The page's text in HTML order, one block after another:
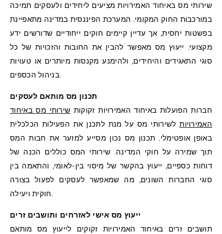
שירותי מס באיחוד האמירויות מציעים ליחידים ולעסקים תמיכה
במורכבות החוק המקומי. המערכת הפיננסית במדינה מתאפיינת
בפשטות יחסית, אך עדיין קיימים חוקים ייחודיים שדורשים ידע
מקצועי. ייעוץ מס מאפשר להבין את החובות והזכויות של כל
סוגי התאגידים והיחידים, ולהימנע מקנסות מיותרים או טעויות
בניהול הכספים.
תכנון מס מותאם לעסקים
חברות הפועלות באיחוד האמירויות זקוקות שירותי מס באיחוד
האמירויותלשירותי מס על מנת לתכנן את הפעילות הכלכלית
באופן אופטימלי. תכנון מס נכון מסייע למזער את חבות המס
תוך שמירה על חוקי המדינה. שירותי המס כוללים הכנה של
דוחות כספיים, ייעוץ בהקשר של מיסוי בין-לאומי, והתאמה בין
סוגי החברות השונים, מה שמאפשר לעסקים לפעול בצורה
חוקית ויעילה.
ייעוץ מס אישי לאזרחים ותושבים זרים
תושבים זרים באיחוד האמירויות זקוקים לייעוץ מס מותאם